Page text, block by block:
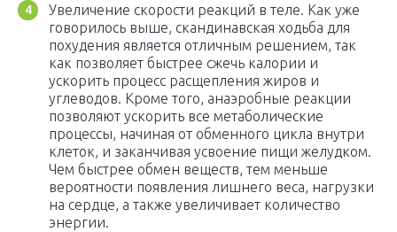
Увеличение скорости реакций в теле. Как уже
говорилось выше, скандинавская ходьба для
похудения является отличным решением, так
как позволяет быстрее сжечь калории и
ускорить процесс расщепления жиров и
углеводов. Кроме того, анаэробные реакции
позволяют ускорить все метаболические
процессы, начиная от обменного цикла внутри
клеток, и заканчивая усвоение пищи желудком.
Чем быстрее обмен веществ, тем меньше
вероятности появления лишнего веса, нагрузки
на сердце, а также увеличивает количество
энергии.